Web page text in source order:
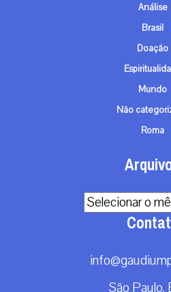
Análise
Brasil
Doação
Mundo
Não
Roma
Arquivos
São Paulo,